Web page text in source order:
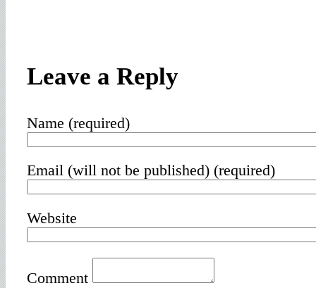
Leave a Reply
Name (required)
Email (will not be published) (required)
Website
Comment